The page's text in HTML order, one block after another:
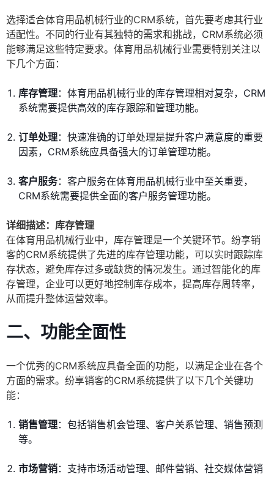
选择适合体育用品机械行业的CRM系统，首先要考虑其行业
适配性。不同的行业有其独特的需求和挑战，CRM系统必须
能够满足这些特定要求。体育用品机械行业需要特别关注以
下几个方面：
库存管理：体育用品机械行业的库存管理相对复杂，CRM
系统需要提供高效的库存跟踪和管理功能。
订单处理：快速准确的订单处理是提升客户满意度的重要
因素，CRM系统应具备强大的订单管理功能。
客户服务：客户服务在体育用品机械行业中至关重要，
CRM系统需要提供全面的客户服务管理功能。
详细描述：库存管理
在体育用品机械行业中，库存管理是一个关键环节。纷享销
客的CRM系统提供了先进的库存管理功能，可以实时跟踪库
存状态，避免库存过多或缺货的情况发生。通过智能化的库
存管理，企业可以更好地控制库存成本，提高库存周转率，
从而提升整体运营效率。
二、功能全面性
一个优秀的CRM系统应具备全面的功能，以满足企业在各个
方面的需求。纷享销客的CRM系统提供了以下几个关键功
能：
销售管理：包括销售机会管理、客户关系管理、销售预测
等。
市场营销：支持市场活动管理、邮件营销、社交媒体营销